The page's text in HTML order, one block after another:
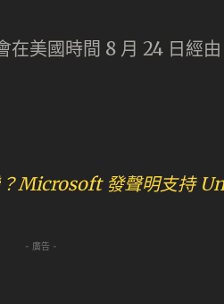
美國時間 8 月 24 日經
Microsoft 發聲明支持
- 廣告 -